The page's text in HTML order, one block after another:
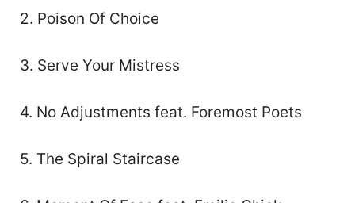
2. Poison Of Choice
3. Serve Your Mistress
4. No Adjustments feat. Foremost Poets
5. The Spiral Staircase